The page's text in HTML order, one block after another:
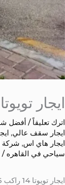
ايجار تويوتا 14
اترك تعليقاً /أفضل
ايجار سقف عالي,
ايجار هاي اس, شركة
سياحي في القاهره /
ايجار تويوتا 14 راكب 01067451866